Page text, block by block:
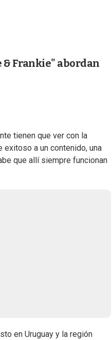
& Frankie" abordan
tienen que ver con la
exitoso a un contenido, una
que allí siempre funcionan
en Uruguay y la región